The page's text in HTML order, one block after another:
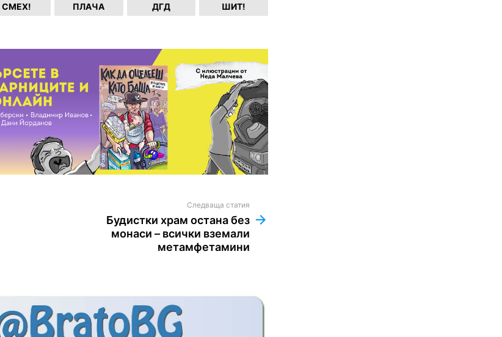
СМЕХ! ПЛАЧА ДГД ШИТ!
Следваща статия
Будистки храм остана без
монаси – всички вземали
метамфетамини